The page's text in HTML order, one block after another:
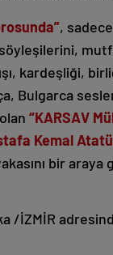
,
kardeşliği,
Bulgarca
“KARSAV
Kemal
bir
/İZMİR